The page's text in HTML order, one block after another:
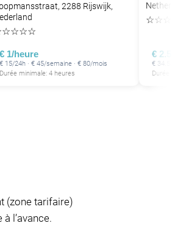
2288 Rijswijk,
☆☆☆☆
€ 1/heure
€ 15/24h · € 45/semaine · € 80/mois
Durée minimale: 4 heures
☆☆
€
€
Durée
(zone tarifaire)
l’avance.